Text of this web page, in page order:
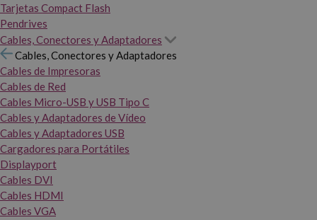
Tarjetas Compact Flash
Pendrives
Cables, Conectores y Adaptadores
Cables, Conectores y Adaptadores
Cables de Impresoras
Cables de Red
Cables Micro-USB y USB Tipo C
Cables y Adaptadores de Vídeo
Cables y Adaptadores USB
Cargadores para Portátiles
Displayport
Cables DVI
Cables HDMI
Cables VGA